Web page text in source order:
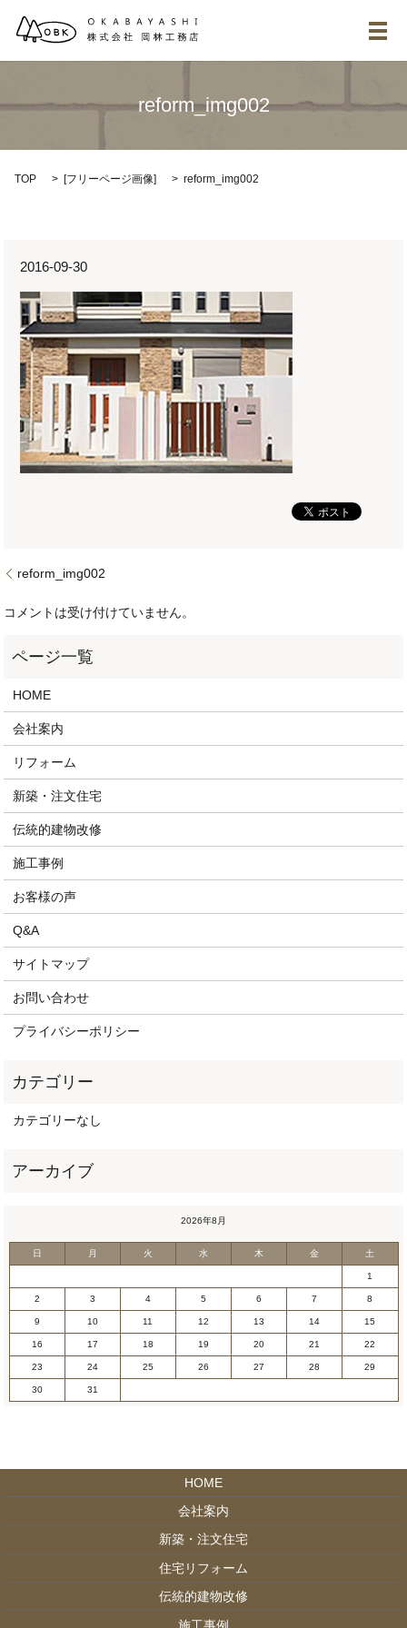
メ
reform_img002
TOP [フリーページ画像] reform_img002
2016-09-30
reform_img002
コメントは受け付けていません。
HOME
会社案内
リフォーム
新築・注文住宅
伝統的建物改修
施工事例
お客様の声
Q&A
サイトマップ
お問い合わせ
プライバシーポリシー
カテゴリーなし
2026年8月
日 月 火 水 木 金 土
1
2 3 4 5 6 7 8
9 10 11 12 13 14 15
16 17 18 19 20 21 22
23 24 25 26 27 28 29
30 31
HOME
会社案内
新築・注文住宅
住宅リフォーム
伝統的建物改修
施工事例